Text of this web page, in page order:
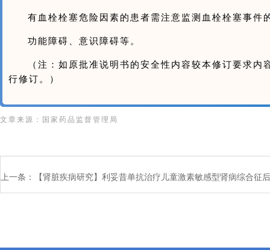
有血栓栓塞危险因素的患者需注意监测血栓栓塞事
功能障碍、意识障碍等。
（注：如原批准说明书的安全性内容较本修订要求
行修订。）
文章来源：国家药品监督管理局
上一条： 【肾脏疾病研究】利妥昔单抗治疗儿童激素敏感型肾病综合征